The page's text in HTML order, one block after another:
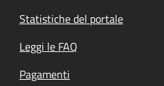
Statistiche del portale
Leggi le FAQ
Pagamenti